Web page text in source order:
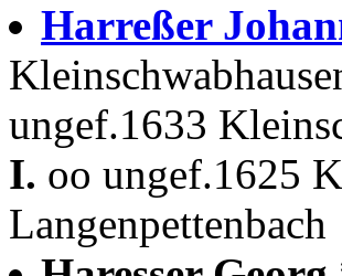
Harreßer
ungef.1633
I. oo ungef.1625
Langenpettenbach